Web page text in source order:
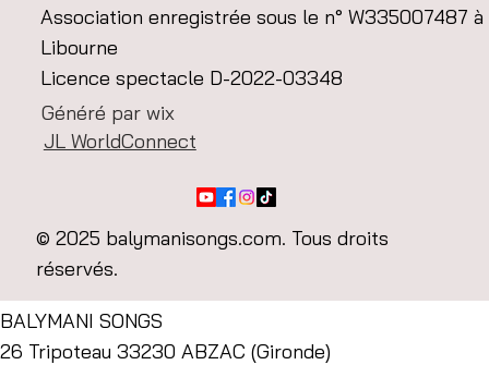
14 juil. 2023, 19:00
Lacanau, Lacanau Océan, 33680 Lacanau, France
Association enregistrée sous le n° W335007487 à
Libourne
Licence spectacle D-2022-03348
Généré par wix
© 2025 balymanisongs.com. Tous droits
réservés.
JL WorldConnect
BALYMANI SONGS
26 Tripoteau 33230 ABZAC (Gironde)